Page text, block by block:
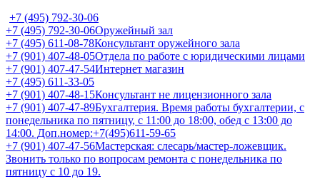
+7 (495) 792-30-06
+7 (495) 792-30-06Оружейный зал
+7 (495) 611-08-78Консультант оружейного зала
+7 (901) 407-48-05Отдела по работе с юридическими лицами
+7 (901) 407-47-54Интернет магазин
+7 (495) 611-33-05
+7 (901) 407-48-15Консультант не лицензионного зала
+7 (901) 407-47-89Бухгалтерия. Время работы бухгалтерии, с
понедельника по пятницу, с 11:00 до 18:00, обед с 13:00 до
14:00. Доп.номер:+7(495)611-59-65
+7 (901) 407-47-56Мастерская: слесарь/мастер-ложевщик.
Звонить только по вопросам ремонта с понедельника по
пятницу с 10 до 19.